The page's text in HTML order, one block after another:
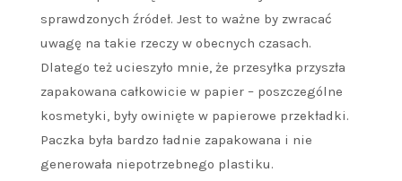
sprawdzonych źródeł. Jest to ważne by zwracać
uwagę na takie rzeczy w obecnych czasach.
Dlatego też ucieszyło mnie, że przesyłka przyszła
zapakowana całkowicie w papier – poszczególne
kosmetyki, były owinięte w papierowe przekładki.
Paczka była bardzo ładnie zapakowana i nie
generowała niepotrzebnego plastiku.